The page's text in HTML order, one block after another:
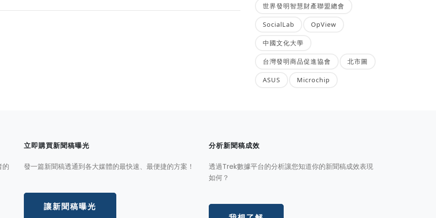
世界發明智慧財產聯盟總會
SocialLab OpView
中國文化大學
台灣發明商品促進協會 北市圖
ASUS Microchip
的
立即購買新聞稿曝光
發一篇新聞稿透通到各大媒體的最快速、最便捷的方案！
讓新聞稿曝光
分析新聞稿成效
透過Trek數據平台的分析讓您知道你的新聞稿成效表現
如何？